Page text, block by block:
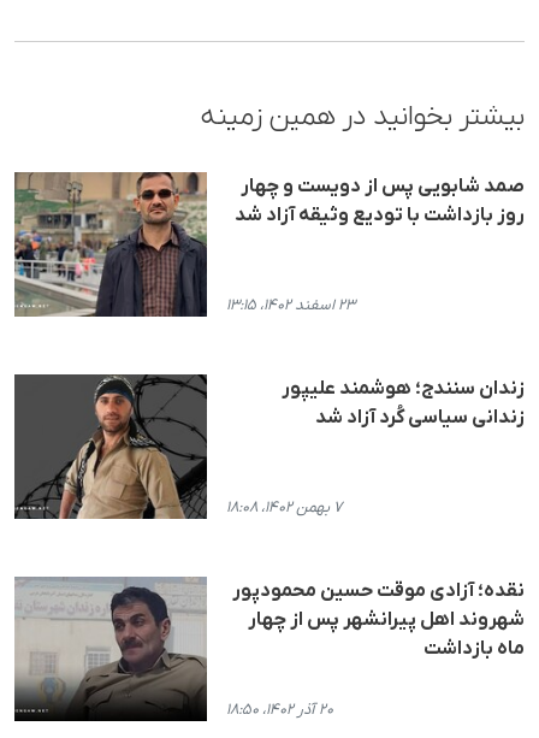
بیشتر بخوانید در همین زمینه
صمد شابویی پس از دویست و چهار
روز بازداشت با تودیع وثیقه آزاد شد
۲۳ اسفند ۱۴۰۲، ۱۳:۱۵
زندان سنندج؛ هوشمند علیپور
زندانی سیاسی کُرد آزاد شد
۷ بهمن ۱۴۰۲، ۱۸:۰۸
نقده؛ آزادی موقت حسین محمودپور
شهروند اهل پیرانشهر پس از چهار
ماه بازداشت
۲۰ آذر ۱۴۰۲، ۱۸:۵۰